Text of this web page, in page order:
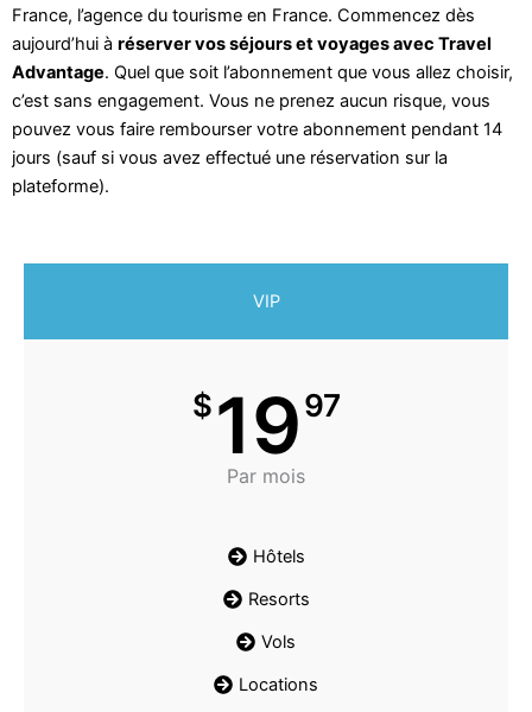
France, l’agence du tourisme en France. Commencez dès
aujourd’hui à réserver vos séjours et voyages avec Travel
Advantage. Quel que soit l’abonnement que vous allez choisir,
c’est sans engagement. Vous ne prenez aucun risque, vous
pouvez vous faire rembourser votre abonnement pendant 14
jours (sauf si vous avez effectué une réservation sur la
plateforme).
VIP
$1997
Par mois
Hôtels
Resorts
Vols
Locations